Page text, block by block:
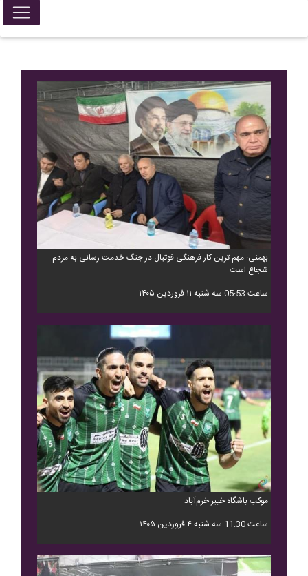
بهمنی: مهم ترین کار فرهنگی فوتبال در جنگ خدمت رسانی به مردم
شجاع است
ساعت 05:53 سه شنبه ۱۱ فروردین ۱۴۰۵
موکب باشگاه خیبر خرم‌آباد
ساعت 11:30 سه شنبه ۴ فروردین ۱۴۰۵